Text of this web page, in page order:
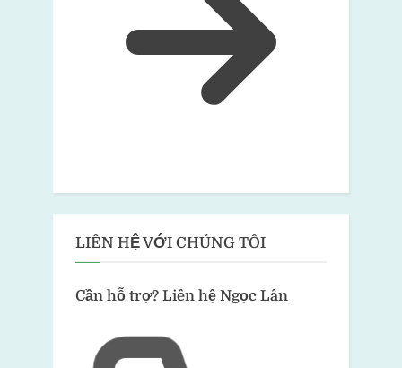
LIÊN HỆ VỚI CHÚNG TÔI
Cần hỗ trợ? Liên hệ Ngọc Lân